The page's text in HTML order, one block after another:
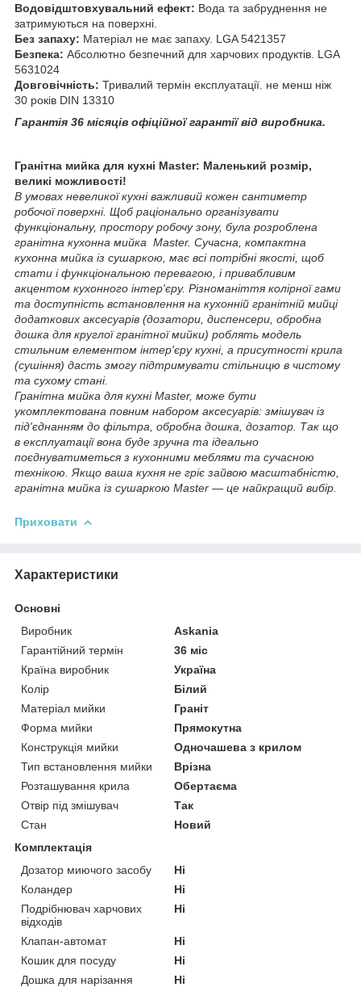
Водовідштовхувальний ефект: Вода та забруднення не
затримуються на поверхні.
Без запаху: Матеріал не має запаху. LGA 5421357
Безпека: Абсолютно безпечний для харчових продуктів. LGA
5631024
Довговічність: Тривалий термін експлуатації. не менш ніж
30 років DIN 13310
Гарантія 36 місяців офіційної гарантії від виробника.
Гранітна мийка для кухні Master: Маленький розмір,
великі можливості!
В умовах невеликої кухні важливий кожен сантиметр
робочої поверхні. Щоб раціонально організувати
функціональну, простору робочу зону, була розроблена
гранітна кухонна мийка Master. Сучасна, компактна
кухонна мийка із сушаркою, має всі потрібні якості, щоб
стати і функціональною перевагою, і привабливим
акцентом кухонного інтер'єру. Різноманіття колірної гами
та доступність встановлення на кухонній гранітній мийці
додаткових аксесуарів (дозатори, диспенсери, обробна
дошка для круглої гранітної мийки) роблять модель
стильним елементом інтер'єру кухні, а присутності крила
(сушіння) дасть змогу підтримувати стільницю в чистому
та сухому стані.
Гранітна мийка для кухні Master, може бути
укомплектована повним набором аксесуарів: змішувач із
під'єднанням до фільтра, обробна дошка, дозатор. Так що
в експлуатації вона буде зручна та ідеально
поєднуватиметься з кухонними меблями та сучасною
технікою. Якщо ваша кухня не гріє зайвою масштабністю,
гранітна мийка із сушаркою Master — це найкращий вибір.
Приховати
Характеристики
Основні
Виробник
Askania
Гарантійний термін
36 міс
Країна виробник
Україна
Колір
Білий
Матеріал мийки
Граніт
Форма мийки
Прямокутна
Конструкція мийки
Одночашева з крилом
Тип встановлення мийки
Врізна
Розташування крила
Обертаєма
Отвір під змішувач
Так
Стан
Новий
Комплектація
Дозатор миючого засобу
Ні
Коландер
Ні
Подрібнювач харчових
відходів
Ні
Клапан-автомат
Ні
Кошик для посуду
Ні
Дошка для нарізання
Ні